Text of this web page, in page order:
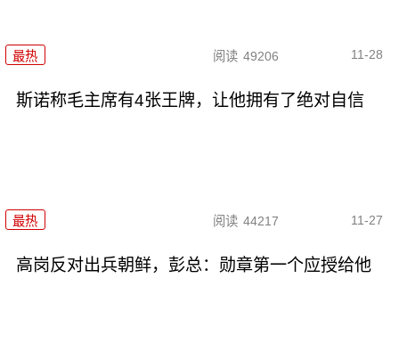
最热 阅读 49206 11-28
斯诺称毛主席有4张王牌，让他拥有了绝对自信
最热 阅读 44217 11-27
高岗反对出兵朝鲜，彭总：勋章第一个应授给他